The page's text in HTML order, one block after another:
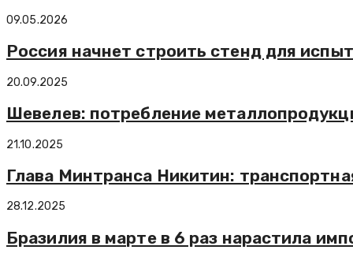
09.05.2026
Россия начнет строить стенд для
20.09.2025
Шевелев: потребление
21.10.2025
Глава Минтранса Никитин:
28.12.2025
Бразилия в марте в 6 раз нарастила